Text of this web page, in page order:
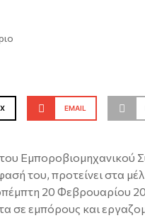
X EMAIL
Εμποροβιομηχανικού
του, προτείνει στα
20 Φεβρουαρίου
σε εμπόρους και